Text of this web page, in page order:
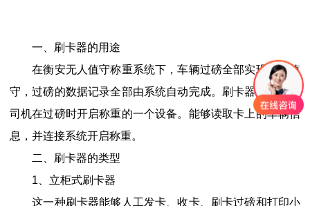
一、刷卡器的用途
在衡安无人值守称重系统下，车辆过磅全部实现无人值
守，过磅的数据记录全部由系统自动完成。刷卡器便是协助
司机在过磅时开启称重的一个设备。能够读取卡上的车辆信
息，并连接系统开启称重。
二、刷卡器的类型
1、立柜式刷卡器
这一种刷卡器能够人工发卡、收卡、刷卡过磅和打印小